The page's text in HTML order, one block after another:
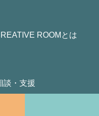
ROOMとは
談・支援